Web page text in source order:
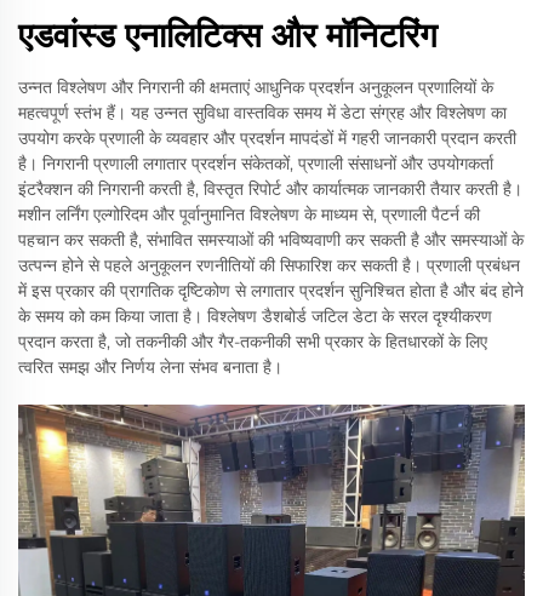
एडवांस्ड एनालिटिक्स और मॉनिटरिंग
उन्नत विश्लेषण और निगरानी की क्षमताएं आधुनिक प्रदर्शन अनुकूलन प्रणालियों के
महत्वपूर्ण स्तंभ हैं। यह उन्नत सुविधा वास्तविक समय में डेटा संग्रह और विश्लेषण का
उपयोग करके प्रणाली के व्यवहार और प्रदर्शन मापदंडों में गहरी जानकारी प्रदान करती
है। निगरानी प्रणाली लगातार प्रदर्शन संकेतकों, प्रणाली संसाधनों और उपयोगकर्ता
इंटरैक्शन की निगरानी करती है, विस्तृत रिपोर्ट और कार्यात्मक जानकारी तैयार करती है।
मशीन लर्निंग एल्गोरिदम और पूर्वानुमानित विश्लेषण के माध्यम से, प्रणाली पैटर्न की
पहचान कर सकती है, संभावित समस्याओं की भविष्यवाणी कर सकती है और समस्याओं के
उत्पन्न होने से पहले अनुकूलन रणनीतियों की सिफारिश कर सकती है। प्रणाली प्रबंधन
में इस प्रकार की प्रागतिक दृष्टिकोण से लगातार प्रदर्शन सुनिश्चित होता है और बंद होने
के समय को कम किया जाता है। विश्लेषण डैशबोर्ड जटिल डेटा के सरल दृश्यीकरण
प्रदान करता है, जो तकनीकी और गैर-तकनीकी सभी प्रकार के हितधारकों के लिए
त्वरित समझ और निर्णय लेना संभव बनाता है।